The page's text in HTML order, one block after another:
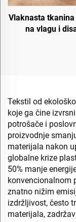
Vlaknasta
na vlagu i
Tekstil od
koje ga čine
potrošače i
proizvodnje
materijala nakon
globalne krize
50% manje
konvencionalnom
znatno nižim
izdržljivost, često
materijala,